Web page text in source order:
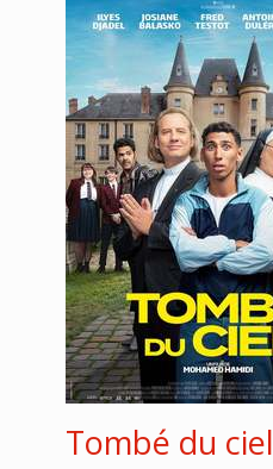
Tombé du ciel